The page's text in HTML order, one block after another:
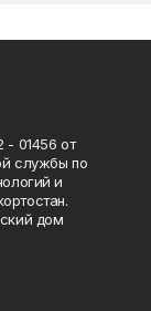
01456 от
службы по
и
дом